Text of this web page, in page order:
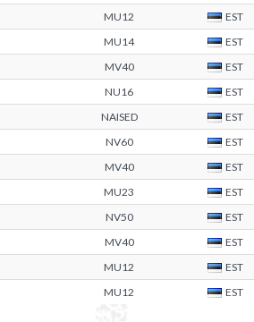
MU12 EST
MU14 EST
MV40 EST
NU16 EST
NAISED EST
NV60 EST
MV40 EST
MU23 EST
NV50 EST
MV40 EST
MU12 EST
MU12 EST